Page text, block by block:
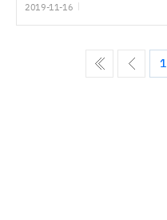
2019-11-16
ó�� ����
1